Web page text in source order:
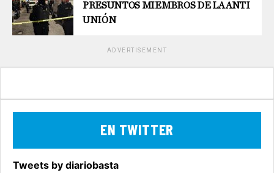
PRESUNTOS MIEMBROS DE LA ANTI
UNIÓN
ADVERTISEMENT
EN TWITTER
Tweets by diariobasta